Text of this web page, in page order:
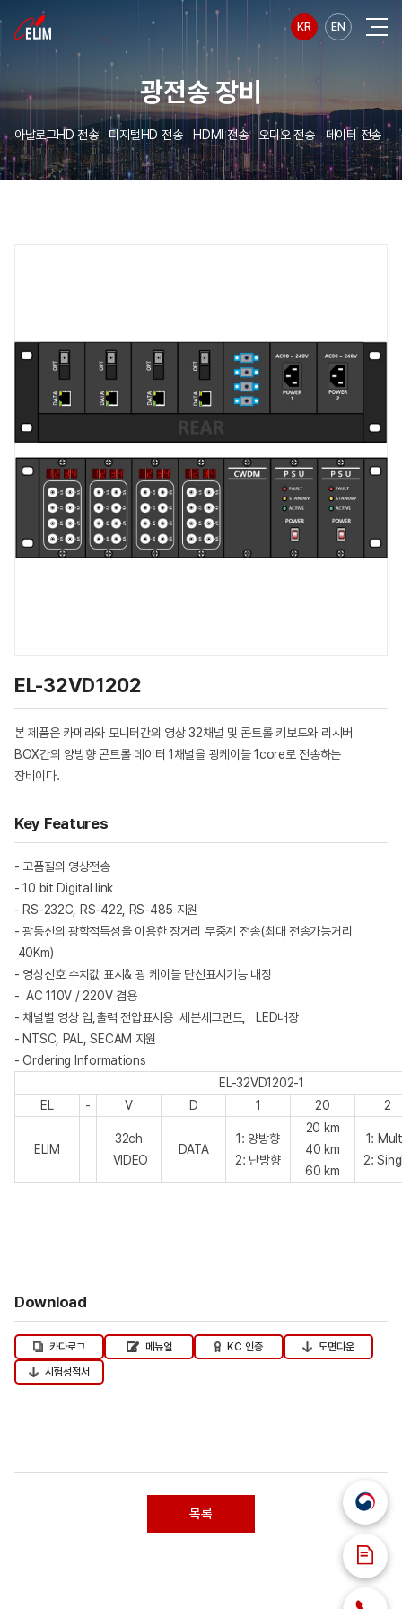
KR EN
광전송 장비
아날로그HD 전송 디지털HD 전송 HDMI 전송 오디오 전송 데이터 전송
EL-32VD1202
본 제품은 카메라와 모니터간의 영상 32채널 및 콘트롤 키보드와 리시버
BOX간의 양방향 콘트롤 데이터 1채널을 광케이블 1core로 전송하는
장비이다.
Key Features
- 고품질의 영상전송
- 10 bit Digital link
- RS-232C, RS-422, RS-485 지원
- 광통신의 광학적특성을 이용한 장거리 무중계 전송(최대 전송가능거리
40Km)
- 영상신호 수치값 표시& 광 케이블 단선표시기능 내장
- AC 110V / 220V 겸용
- 채널별 영상 입,출력 전압표시용 세븐세그먼트, LED내장
- NTSC, PAL, SECAM 지원
- Ordering Informations
EL-32VD1202-1
EL
- V D 1 20 2
ELIM
32ch
VIDEO
DATA
1: 양방향
2: 단방향
20 km
40 km
60 km
1:
2:
Download
카다로그 메뉴얼 KC 인증
도면다운
시험성적서
목록